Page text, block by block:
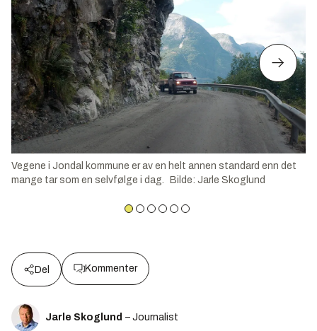
Vegene i Jondal kommune er av en helt annen standard enn det
mange tar som en selvfølge i dag.
Bilde: Jarle Skoglund
Del Kommenter
Jarle Skoglund – Journalist